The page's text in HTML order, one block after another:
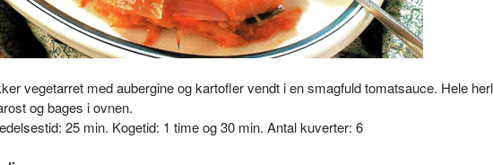
vegetarret med aubergine og kartofler vendt i en smagfuld tomatsauce. Hele
og bages i ovnen.
25 min. Kogetid: 1 time og 30 min. Antal kuverter: 6